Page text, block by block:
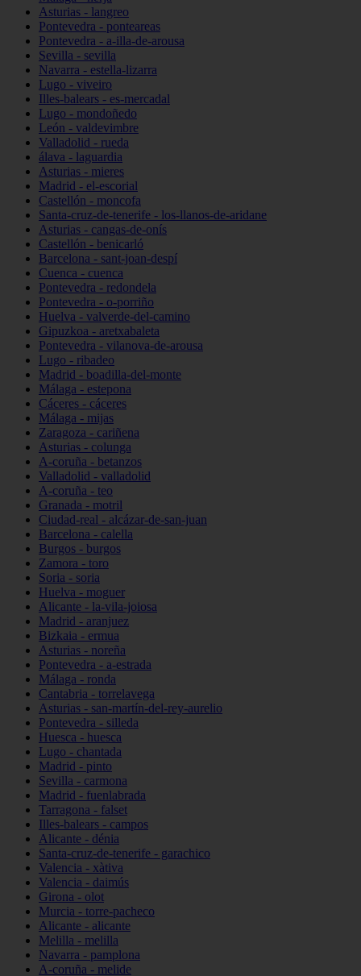
Asturias - langreo
Pontevedra - ponteareas
Pontevedra - a-illa-de-arousa
Sevilla - sevilla
Navarra - estella-lizarra
Lugo - viveiro
Illes-balears - es-mercadal
Lugo - mondoñedo
León - valdevimbre
Valladolid - rueda
álava - laguardia
Asturias - mieres
Madrid - el-escorial
Castellón - moncofa
Santa-cruz-de-tenerife - los-llanos-de-aridane
Asturias - cangas-de-onís
Castellón - benicarló
Barcelona - sant-joan-despí
Cuenca - cuenca
Pontevedra - redondela
Pontevedra - o-porriño
Huelva - valverde-del-camino
Gipuzkoa - aretxabaleta
Pontevedra - vilanova-de-arousa
Lugo - ribadeo
Madrid - boadilla-del-monte
Málaga - estepona
Cáceres - cáceres
Málaga - mijas
Zaragoza - cariñena
Asturias - colunga
A-coruña - betanzos
Valladolid - valladolid
A-coruña - teo
Granada - motril
Ciudad-real - alcázar-de-san-juan
Barcelona - calella
Burgos - burgos
Zamora - toro
Soria - soria
Huelva - moguer
Alicante - la-vila-joiosa
Madrid - aranjuez
Bizkaia - ermua
Asturias - noreña
Pontevedra - a-estrada
Málaga - ronda
Cantabria - torrelavega
Asturias - san-martín-del-rey-aurelio
Pontevedra - silleda
Huesca - huesca
Lugo - chantada
Madrid - pinto
Sevilla - carmona
Madrid - fuenlabrada
Tarragona - falset
Illes-balears - campos
Alicante - dénia
Santa-cruz-de-tenerife - garachico
Valencia - xàtiva
Valencia - daimús
Girona - olot
Murcia - torre-pacheco
Alicante - alicante
Melilla - melilla
Navarra - pamplona
A-coruña - melide